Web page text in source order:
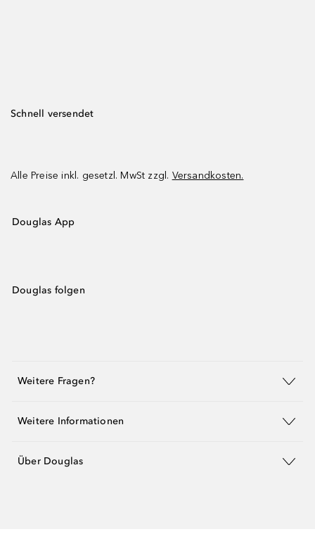
Schnell versendet
Alle Preise inkl. gesetzl. MwSt zzgl. Versandkosten.
Douglas App
Douglas folgen
Weitere Fragen?
Weitere Informationen
Über Douglas